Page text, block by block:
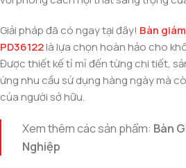
Giải pháp đã có ngay tại đây! Bàn
PD36122là lựa chọn hoàn hảo cho
Được thiết kế tỉ mỉ đến từng chi tiết,
ứng nhu cầu sử dụng hàng ngày mà
của người sở hữu.
Xem thêm các sản phẩm: Bàn
Nghiệp